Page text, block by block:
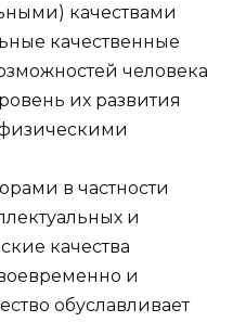
качествами
качественные
человека
их развития
в частности
и
качества
и
обуславливает